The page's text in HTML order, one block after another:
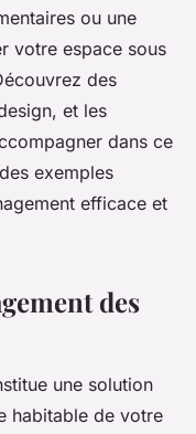
ou une
votre espace sous
des
et les
dans ce
exemples
efficace et
des
une solution
habitable de votre